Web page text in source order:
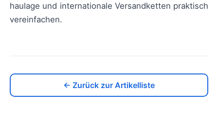
haulage und internationale Versandketten praktisch
vereinfachen.
← Zurück zur Artikelliste